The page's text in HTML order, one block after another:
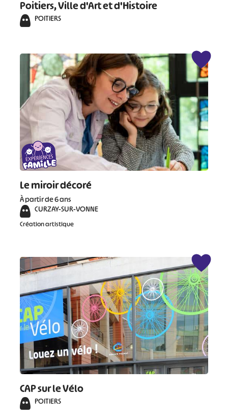
Poitiers, Ville d'Art et d'Histoire
POITIERS
Le miroir décoré
À partir de 6 ans
CURZAY-SUR-VONNE
Création artistique
CAP sur le Vélo
POITIERS
# # #